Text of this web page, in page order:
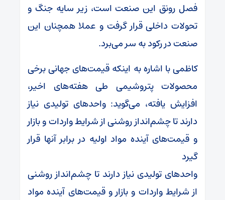
فصل رونق این صنعت است، زیر سایه جنگ و
تحولات داخلی قرار گرفت و عملا همچنان این
صنعت در رکود به سر می‌برد.
کاظمی با اشاره به اینکه قیمت‌های جهانی برخی
محصولات پتروشیمی طی هفته‌های اخیر،
افزایش یافته، می‌گوید: واحدهای تولیدی نیاز
دارند تا چشم‌انداز روشنی از شرایط واردات و بازار
و قیمت‌های آینده مواد اولیه در برابر آنها قرار
گیرد
واحدهای تولیدی نیاز دارند تا چشم‌انداز روشنی
از شرایط واردات و بازار و قیمت‌های آینده مواد